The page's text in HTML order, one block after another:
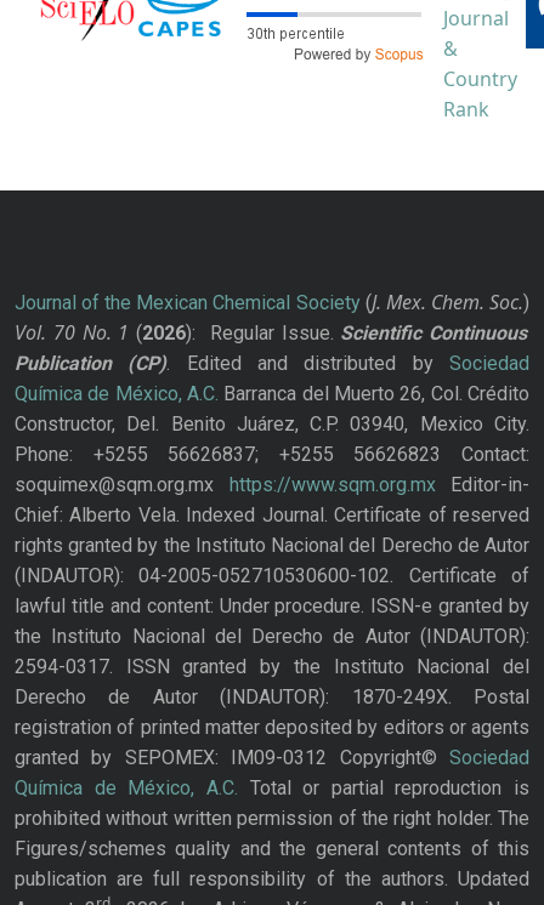
Journal of the Mexican Chemical Society(J. Mex. Chem. Soc.)
Vol. 70 No. 1 (2026): Regular Issue. Scientific Continuous
Publication
(CP). Edited and distributed bySociedad
Química de México, A.C. Barranca del Muerto 26, Col. Crédito
Constructor, Del. Benito Juárez, C.P. 03940, Mexico City.
Phone: +5255 56626837; +5255 56626823 Contact:
soquimex@sqm.org.mx
https://www.sqm.org.mxEditor-in-
Chief: Alberto Vela. Indexed Journal. Certificate of reserved
rights granted by the Instituto Nacional del Derecho de Autor
(INDAUTOR): 04-2005-052710530600-102. Certificate of
lawful title and content: Under procedure. ISSN-e granted by
the Instituto Nacional del Derecho de Autor (INDAUTOR):
2594-0317. ISSN granted by the Instituto Nacional del
Derecho de Autor (INDAUTOR): 1870-249X. Postal
registration of printed matter deposited by editors or agents
granted by SEPOMEX: IM09-0312 Copyright© Sociedad
Química de México, A.C. Total or partial reproduction is
prohibited without written permission of the right holder. The
Figures/schemes quality and the general contents of this
publication are full responsibility of the authors. Updated